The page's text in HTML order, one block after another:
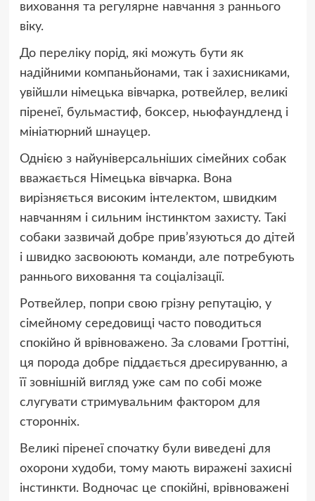
виховання та регулярне навчання з раннього
віку.
До переліку порід, які можуть бути як
надійними компаньйонами, так і захисниками,
увійшли німецька вівчарка, ротвейлер, великі
піренеї, бульмастиф, боксер, ньюфаундленд і
мініатюрний шнауцер.
Однією з найуніверсальніших сімейних собак
вважається Німецька вівчарка. Вона
вирізняється високим інтелектом, швидким
навчанням і сильним інстинктом захисту. Такі
собаки зазвичай добре прив’язуються до дітей
і швидко засвоюють команди, але потребують
раннього виховання та соціалізації.
Ротвейлер, попри свою грізну репутацію, у
сімейному середовищі часто поводиться
спокійно й врівноважено. За словами Гроттіні,
ця порода добре піддається дресируванню, а
її зовнішній вигляд уже сам по собі може
слугувати стримувальним фактором для
сторонніх.
Великі піренеї спочатку були виведені для
охорони худоби, тому мають виражені захисні
інстинкти. Водночас це спокійні, врівноважені